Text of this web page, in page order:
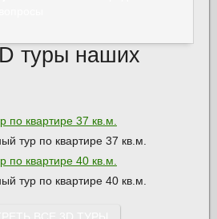
туры наших
тур по квартире 37 кв.м.
тур по квартире 40 кв.м.